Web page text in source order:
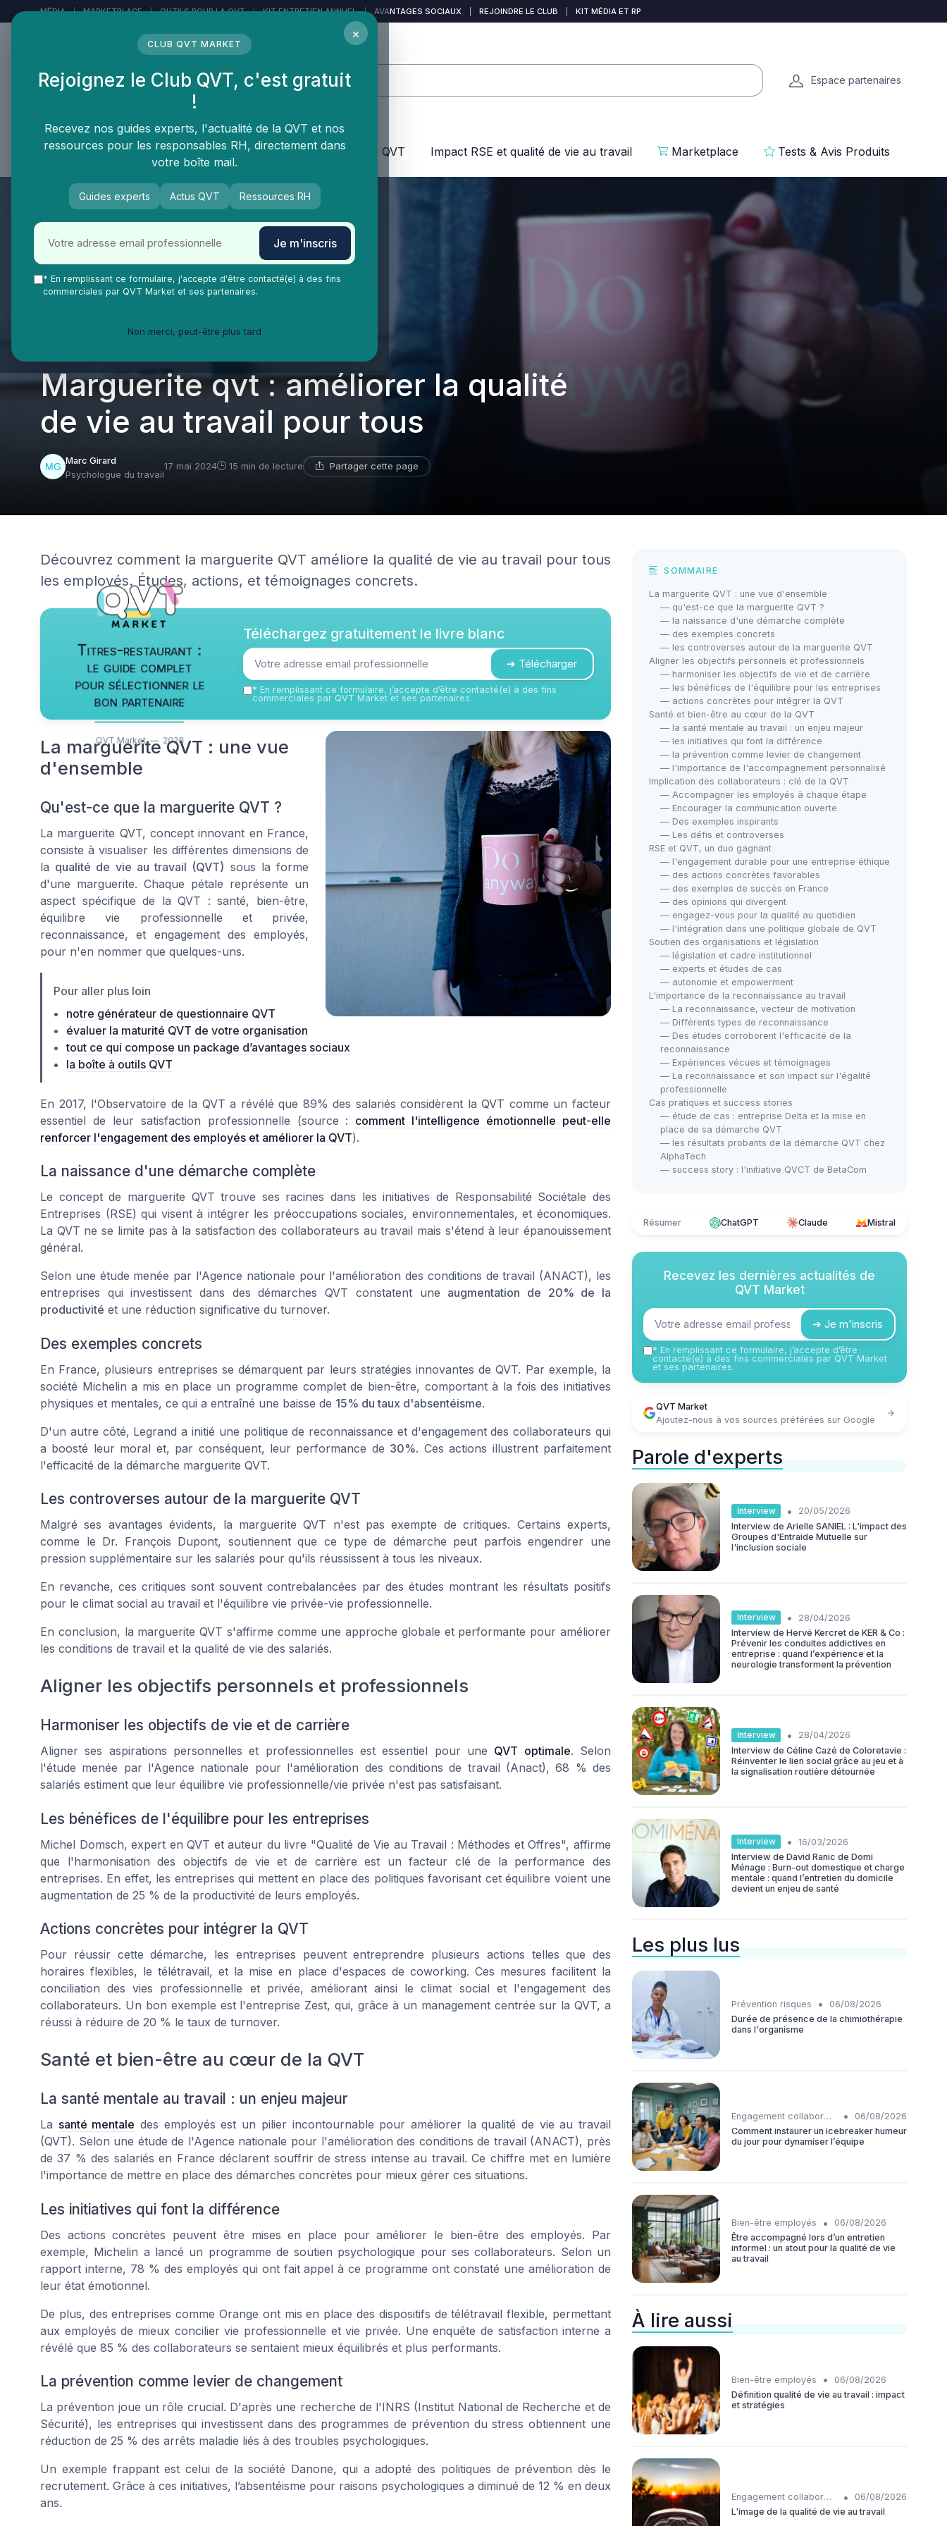
MÉDIA | MARKETPLACE | OUTILS POUR LA QVT | KIT ENTRETIEN ANNUEL | AVANTAGES SOCIAUX REJOINDRE LE CLUB KIT MÉDIA ET RP
LE MÉDIA DES
Espace partenaires
Vie Ma Vie dans la QVT Tendances QVT Enjeux dans la QVT Impact RSE et qualité de vie au travail Marketplace Tests & Avis Produits
Marguerite qvt : améliorer la qualité
de vie au travail pour tous
Marc Girard
Psychologue du travail
17 mai 2024 15 min de lecture Partager cette page
Découvrez comment la marguerite QVT améliore la qualité de vie au travail pour tous
les employés. Études, actions, et témoignages concrets.
Titres-restaurant :
le guide complet
pour sélectionner le
bon partenaire
QVT Market — 2026
Téléchargez gratuitement le livre blanc
➔ Télécharger
* En remplissant ce formulaire, j’accepte d’être contacté(e) à des fins
commerciales par QVT Market et ses partenaires.
La marguerite QVT : une vue
d'ensemble
Qu'est-ce que la marguerite QVT ?
La marguerite QVT, concept innovant en France,
consiste à visualiser les différentes dimensions de
la qualité de vie au travail (QVT) sous la forme
d'une marguerite. Chaque pétale représente un
aspect spécifique de la QVT : santé, bien-être,
équilibre vie professionnelle et privée,
reconnaissance, et engagement des employés,
pour n'en nommer que quelques-uns.
Pour aller plus loin
notre générateur de questionnaire QVT
évaluer la maturité QVT de votre organisation
tout ce qui compose un package d’avantages sociaux
la boîte à outils QVT
En 2017, l'Observatoire de la QVT a révélé que 89% des salariés considèrent la QVT comme un facteur
essentiel de leur satisfaction professionnelle (source : comment l'intelligence émotionnelle peut-elle
renforcer l'engagement des employés et améliorer la QVT).
La naissance d'une démarche complète
Le concept de marguerite QVT trouve ses racines dans les initiatives de Responsabilité Sociétale des
Entreprises (RSE) qui visent à intégrer les préoccupations sociales, environnementales, et économiques.
La QVT ne se limite pas à la satisfaction des collaborateurs au travail mais s'étend à leur épanouissement
général.
Selon une étude menée par l'Agence nationale pour l'amélioration des conditions de travail (ANACT), les
entreprises qui investissent dans des démarches QVT constatent une augmentation de 20% de la
productivité et une réduction significative du turnover.
Des exemples concrets
En France, plusieurs entreprises se démarquent par leurs stratégies innovantes de QVT. Par exemple, la
société Michelin a mis en place un programme complet de bien-être, comportant à la fois des initiatives
physiques et mentales, ce qui a entraîné une baisse de 15% du taux d'absentéisme.
D'un autre côté, Legrand a initié une politique de reconnaissance et d'engagement des collaborateurs qui
a boosté leur moral et, par conséquent, leur performance de 30%. Ces actions illustrent parfaitement
l'efficacité de la démarche marguerite QVT.
Les controverses autour de la marguerite QVT
Malgré ses avantages évidents, la marguerite QVT n'est pas exempte de critiques. Certains experts,
comme le Dr. François Dupont, soutiennent que ce type de démarche peut parfois engendrer une
pression supplémentaire sur les salariés pour qu'ils réussissent à tous les niveaux.
En revanche, ces critiques sont souvent contrebalancées par des études montrant les résultats positifs
pour le climat social au travail et l'équilibre vie privée-vie professionnelle.
En conclusion, la marguerite QVT s'affirme comme une approche globale et performante pour améliorer
les conditions de travail et la qualité de vie des salariés.
Aligner les objectifs personnels et professionnels
Harmoniser les objectifs de vie et de carrière
Aligner ses aspirations personnelles et professionnelles est essentiel pour une QVT optimale. Selon
l'étude menée par l'Agence nationale pour l'amélioration des conditions de travail (Anact), 68 % des
salariés estiment que leur équilibre vie professionnelle/vie privée n'est pas satisfaisant.
Les bénéfices de l'équilibre pour les entreprises
Michel Domsch, expert en QVT et auteur du livre "Qualité de Vie au Travail : Méthodes et Offres", affirme
que l'harmonisation des objectifs de vie et de carrière est un facteur clé de la performance des
entreprises. En effet, les entreprises qui mettent en place des politiques favorisant cet équilibre voient une
augmentation de 25 % de la productivité de leurs employés.
Actions concrètes pour intégrer la QVT
Pour réussir cette démarche, les entreprises peuvent entreprendre plusieurs actions telles que des
horaires flexibles, le télétravail, et la mise en place d'espaces de coworking. Ces mesures facilitent la
conciliation des vies professionnelle et privée, améliorant ainsi le climat social et l'engagement des
collaborateurs. Un bon exemple est l'entreprise Zest, qui, grâce à un management centrée sur la QVT, a
réussi à réduire de 20 % le taux de turnover.
Santé et bien-être au cœur de la QVT
La santé mentale au travail : un enjeu majeur
La santé mentale des employés est un pilier incontournable pour améliorer la qualité de vie au travail
(QVT). Selon une étude de l'Agence nationale pour l'amélioration des conditions de travail (ANACT), près
de 37 % des salariés en France déclarent souffrir de stress intense au travail. Ce chiffre met en lumière
l'importance de mettre en place des démarches concrètes pour mieux gérer ces situations.
Les initiatives qui font la différence
Des actions concrètes peuvent être mises en place pour améliorer le bien-être des employés. Par
exemple, Michelin a lancé un programme de soutien psychologique pour ses collaborateurs. Selon un
rapport interne, 78 % des employés qui ont fait appel à ce programme ont constaté une amélioration de
leur état émotionnel.
De plus, des entreprises comme Orange ont mis en place des dispositifs de télétravail flexible, permettant
aux employés de mieux concilier vie professionnelle et vie privée. Une enquête de satisfaction interne a
révélé que 85 % des collaborateurs se sentaient mieux équilibrés et plus performants.
La prévention comme levier de changement
La prévention joue un rôle crucial. D'après une recherche de l'INRS (Institut National de Recherche et de
Sécurité), les entreprises qui investissent dans des programmes de prévention du stress obtiennent une
réduction de 25 % des arrêts maladie liés à des troubles psychologiques.
Un exemple frappant est celui de la société Danone, qui a adopté des politiques de prévention dès le
recrutement. Grâce à ces initiatives, l’absentéisme pour raisons psychologiques a diminué de 12 % en deux
ans.
SOMMAIRE
La marguerite QVT : une vue d'ensemble
— qu'est-ce que la marguerite QVT ?
— la naissance d'une démarche complète
— des exemples concrets
— les controverses autour de la marguerite QVT
Aligner les objectifs personnels et professionnels
— harmoniser les objectifs de vie et de carrière
— les bénéfices de l'équilibre pour les entreprises
— actions concrètes pour intégrer la QVT
Santé et bien-être au cœur de la QVT
— la santé mentale au travail : un enjeu majeur
— les initiatives qui font la différence
— la prévention comme levier de changement
— l'importance de l'accompagnement personnalisé
Implication des collaborateurs : clé de la QVT
— Accompagner les employés à chaque étape
— Encourager la communication ouverte
— Des exemples inspirants
— Les défis et controverses
RSE et QVT, un duo gagnant
— l'engagement durable pour une entreprise éthique
— des actions concrètes favorables
— des exemples de succès en France
— des opinions qui divergent
— engagez-vous pour la qualité au quotidien
— l'intégration dans une politique globale de QVT
Soutien des organisations et législation
— législation et cadre institutionnel
— experts et études de cas
— autonomie et empowerment
L'importance de la reconnaissance au travail
— La reconnaissance, vecteur de motivation
— Différents types de reconnaissance
— Des études corroborent l'efficacité de la
reconnaissance
— Expériences vécues et témoignages
— La reconnaissance et son impact sur l'égalité
professionnelle
Cas pratiques et success stories
— étude de cas : entreprise Delta et la mise en
place de sa démarche QVT
— les résultats probants de la démarche QVT chez
AlphaTech
— success story : l'initiative QVCT de BetaCom
Résumer ChatGPT Claude Mistral
Recevez les dernières actualités de
QVT Market
➔ Je m'inscris
* En remplissant ce formulaire, j’accepte d’être
contacté(e) à des fins commerciales par QVT Market
et ses partenaires.
QVT Market
Ajoutez-nous à vos sources préférées sur Google
Parole d'experts
Interview •
20/05/2026
Interview de Arielle SANIEL : L'impact des
Groupes d'Entraide Mutuelle sur
l'inclusion sociale
Interview •
28/04/2026
Interview de Hervé Kercret de KER & Co :
Prévenir les conduites addictives en
entreprise : quand l’expérience et la
neurologie transforment la prévention
Interview •
28/04/2026
Interview de Céline Cazé de Coloretavie :
Réinventer le lien social grâce au jeu et à
la signalisation routière détournée
Interview •
16/03/2026
Interview de David Ranic de Domi
Ménage : Burn-out domestique et charge
mentale : quand l’entretien du domicile
devient un enjeu de santé
Les plus lus
Prévention risques •
06/08/2026
Durée de présence de la chimiothérapie
dans l'organisme
Engagement collaborateurs •
06/08/2026
Comment instaurer un icebreaker humeur
du jour pour dynamiser l’équipe
Bien-être employés •
06/08/2026
Être accompagné lors d’un entretien
informel : un atout pour la qualité de vie
au travail
À lire aussi
Bien-être employés •
06/08/2026
Définition qualité de vie au travail : impact
et stratégies
Engagement collaborateurs •
06/08/2026
L'image de la qualité de vie au travail
×
CLUB QVT MARKET
Rejoignez le Club QVT, c'est gratuit
!
Recevez nos guides experts, l'actualité de la QVT et nos
ressources pour les responsables RH, directement dans
votre boîte mail.
Guides experts Actus QVT Ressources RH
Je m'inscris
* En remplissant ce formulaire, j'accepte d'être contacté(e) à des fins
commerciales par QVT Market et ses partenaires.
Non merci, peut-être plus tard
Panneau de gestion des cookies